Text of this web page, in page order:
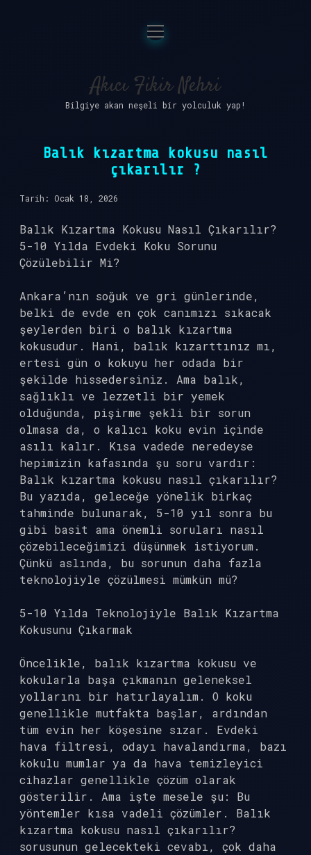
Anasayfa
Gizlilik Politikası
Yasal Uyarı
Hakkımızda
menüyü
aç
Akıcı Fikir Nehri
Bilgiye akan neşeli bir yolculuk yap!
Balık kızartma kokusu nasıl
çıkarılır ?
Tarih: Ocak 18, 2026
Balık Kızartma Kokusu Nasıl Çıkarılır?
5-10 Yılda Evdeki Koku Sorunu
Çözülebilir Mi?
Ankara’nın soğuk ve gri günlerinde,
belki de evde en çok canımızı sıkacak
şeylerden biri o balık kızartma
kokusudur. Hani, balık kızarttınız mı,
ertesi gün o kokuyu her odada bir
şekilde hissedersiniz. Ama balık,
sağlıklı ve lezzetli bir yemek
olduğunda, pişirme şekli bir sorun
olmasa da, o kalıcı koku evin içinde
asılı kalır. Kısa vadede neredeyse
hepimizin kafasında şu soru vardır:
Balık kızartma kokusu nasıl çıkarılır?
Bu yazıda, geleceğe yönelik birkaç
tahminde bulunarak, 5-10 yıl sonra bu
gibi basit ama önemli soruları nasıl
çözebileceğimizi düşünmek istiyorum.
Çünkü aslında, bu sorunun daha fazla
teknolojiyle çözülmesi mümkün mü?
5-10 Yılda Teknolojiyle Balık Kızartma
Kokusunu Çıkarmak
Öncelikle, balık kızartma kokusu ve
kokularla başa çıkmanın geleneksel
yollarını bir hatırlayalım. O koku
genellikle mutfakta başlar, ardından
tüm evin her köşesine sızar. Evdeki
hava filtresi, odayı havalandırma, bazı
kokulu mumlar ya da hava temizleyici
cihazlar genellikle çözüm olarak
gösterilir. Ama işte mesele şu: Bu
yöntemler kısa vadeli çözümler. Balık
kızartma kokusu nasıl çıkarılır?
sorusunun gelecekteki cevabı, çok daha